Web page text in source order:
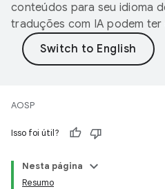
conteúdos para seu idioma
traduções com IA podem ter
AOSP
Isso foi útil?
Nesta página
Resumo